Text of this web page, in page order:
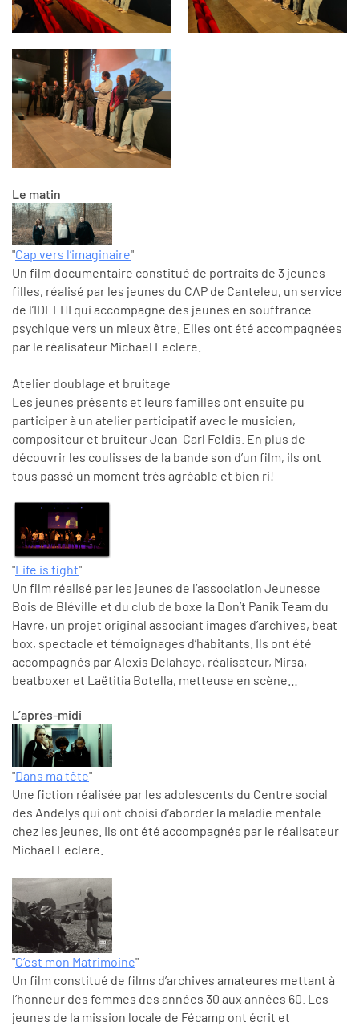
Le matin
"Cap vers l’imaginaire"
Un film documentaire constitué de portraits de 3 jeunes
filles, réalisé par les jeunes du CAP de Canteleu, un service
de l’IDEFHI qui accompagne des jeunes en souffrance
psychique vers un mieux être. Elles ont été accompagnées
par le réalisateur Michael Leclere.
Atelier doublage et bruitage
Les jeunes présents et leurs familles ont ensuite pu
participer à un atelier participatif avec le musicien,
compositeur et bruiteur Jean-Carl Feldis. En plus de
découvrir les coulisses de la bande son d’un film, ils ont
tous passé un moment très agréable et bien ri!
"Life is fight"
Un film réalisé par les jeunes de l’association Jeunesse
Bois de Bléville et du club de boxe la Don’t Panik Team du
Havre, un projet original associant images d’archives, beat
box, spectacle et témoignages d’habitants. Ils ont été
accompagnés par Alexis Delahaye, réalisateur, Mirsa,
beatboxer et Laëtitia Botella, metteuse en scène…
L’après-midi
"Dans ma tête"
Une fiction réalisée par les adolescents du Centre social
des Andelys qui ont choisi d’aborder la maladie mentale
chez les jeunes. Ils ont été accompagnés par le réalisateur
Michael Leclere.
"C’est mon Matrimoine"
Un film constitué de films d’archives amateures mettant à
l’honneur des femmes des années 30 aux années 60. Les
jeunes de la mission locale de Fécamp ont écrit et